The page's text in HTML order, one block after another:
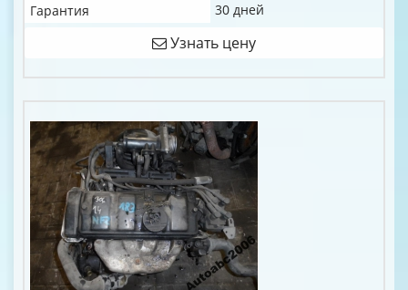
Гарантия
30 дней
Узнать цену